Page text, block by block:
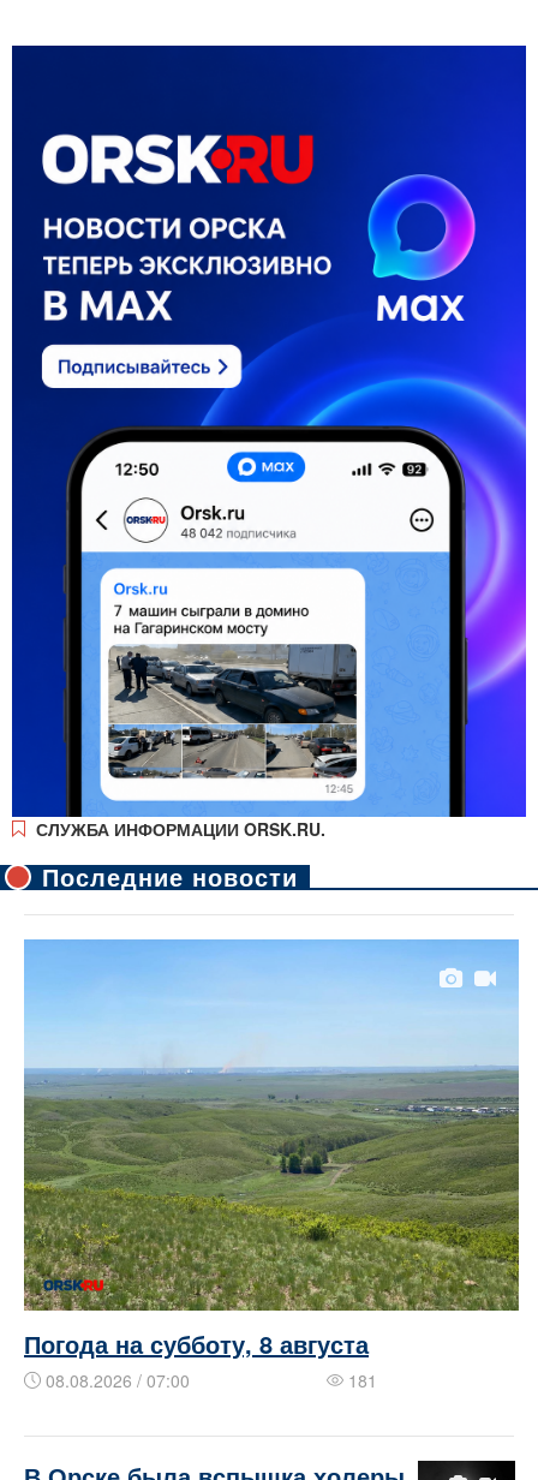
СЛУЖБА ИНФОРМАЦИИ ORSK.RU.
Последние новости
Погода на субботу, 8 августа
08.08.2026 / 07:00 181